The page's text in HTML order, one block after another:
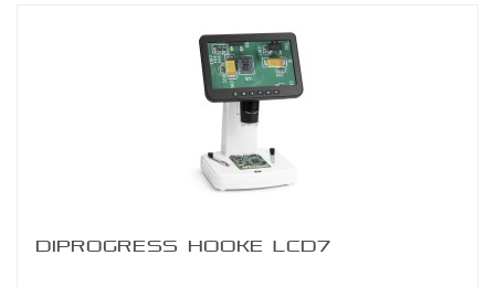
DIPROGRESS HOOKE LCD7